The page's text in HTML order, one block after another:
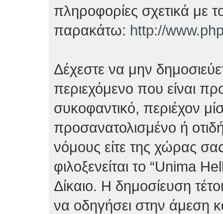
πληροφορίες σχετικά με
παρακάτω: http://
Δέχεστε να μην
περιεχόμενο που είναι
συκοφαντικό, περιέχον
προσανατολισμένο ή
νόμους είτε της χώρας
φιλοξενείται το “Unima
Δίκαιο. Η δημοσίευση
να οδηγήσει στην άμεση